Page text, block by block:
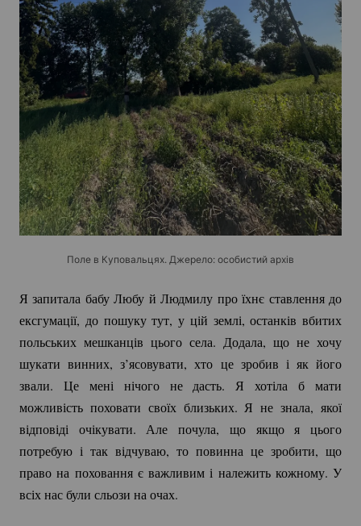
Поле в Куповальцях. Джерело: особистий архів
Я запитала бабу Любу й Людмилу про їхнє ставлення до
ексгумації, до пошуку тут, у цій землі, останків вбитих
польських мешканців цього села. Додала, що не хочу
шукати винних, з’ясовувати, хто це зробив і як його
звали. Це мені нічого не дасть. Я хотіла б мати
можливість поховати своїх близьких. Я не знала, якої
відповіді очікувати. Але почула, що якщо я цього
потребую і так відчуваю, то повинна це зробити, що
право на поховання є важливим і належить кожному. У
всіх нас були сльози на очах.